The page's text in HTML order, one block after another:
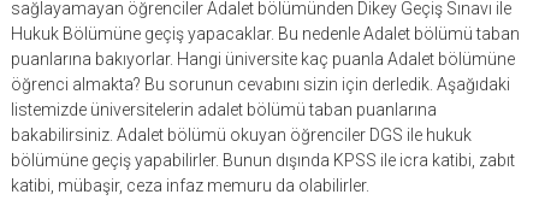
sağlayamayan öğrenciler Adalet bölümünden Dikey Geçiş Sınavı ile
Hukuk Bölümüne geçiş yapacaklar. Bu nedenle Adalet bölümü taban
puanlarına bakıyorlar. Hangi üniversite kaç puanla Adalet bölümüne
öğrenci almakta? Bu sorunun cevabını sizin için derledik. Aşağıdaki
listemizde üniversitelerin adalet bölümü taban puanlarına
bakabilirsiniz. Adalet bölümü okuyan öğrenciler DGS ile hukuk
bölümüne geçiş yapabilirler. Bunun dışında KPSS ile icra katibi, zabıt
katibi, mübaşir, ceza infaz memuru da olabilirler.